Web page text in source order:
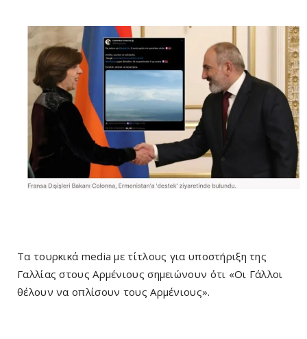
Τα τουρκικά media με τίτλους για υποστήριξη της
Γαλλίας στους Αρμένιους σημειώνουν ότι «Οι Γάλλοι
θέλουν να οπλίσουν τους Αρμένιους».